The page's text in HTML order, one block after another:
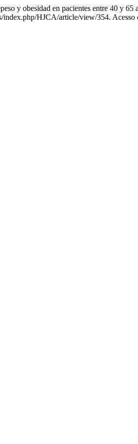
y obesidad en pacientes entre 40 y 65
HJCA/article/view/354. Acesso